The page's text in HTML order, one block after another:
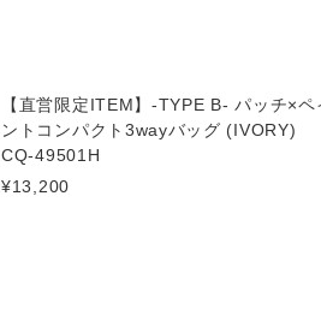
【直営限定ITEM】-TYPE B- パッチ×ペ
ントコンパクト3wayバッグ (IVORY)
CQ-49501H
¥13,200